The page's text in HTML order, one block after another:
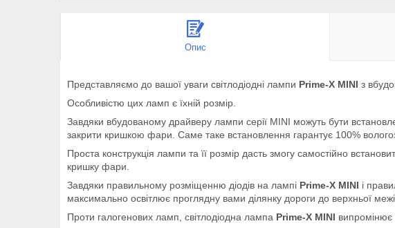
Опис
Представляємо до вашої уваги світлодіодні лампи Prime-X MINI з
Особливістю цих ламп є їхній розмір.
Завдяки вбудованому драйверу лампи серії MINI можуть бути
закрити кришкою фари. Саме таке встановлення гарантує 100%
Проста конструкція лампи та її розмір дасть змогу самостійно
кришку фари.
Завдяки правильному розміщенню діодів на лампі Prime-X MINI і
максимально освітлює проглядну вами ділянку дороги до верхньої
Проти галогенових ламп, світлодіодна лампа Prime-X MINI випромінює